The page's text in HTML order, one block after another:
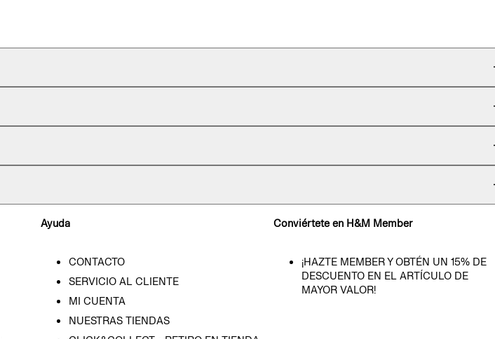
Ayuda
CONTACTO
SERVICIO AL CLIENTE
MI CUENTA
NUESTRAS TIENDAS
Conviértete en H&M Member
¡HAZTE MEMBER Y OBTÉN UN 15% DE
DESCUENTO EN EL ARTÍCULO DE
MAYOR VALOR!